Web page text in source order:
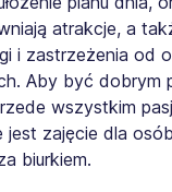
atrakcje, a
i zastrzeżenia od
Aby być dobrym
wszystkim
jest zajęcie dla
biurkiem.